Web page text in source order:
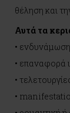
θέληση και
Αυτά τα
•
• επαναφορά
•
•